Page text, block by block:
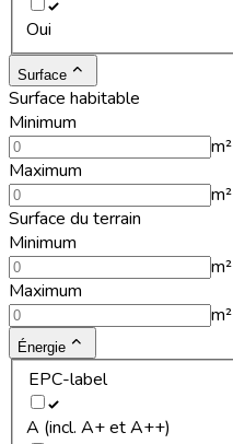
Oui
Surface
Surface habitable
Minimum
m²
Maximum
m²
Surface du terrain
Minimum
m²
Maximum
m²
Énergie
EPC-label
A (incl. A+ et A++)